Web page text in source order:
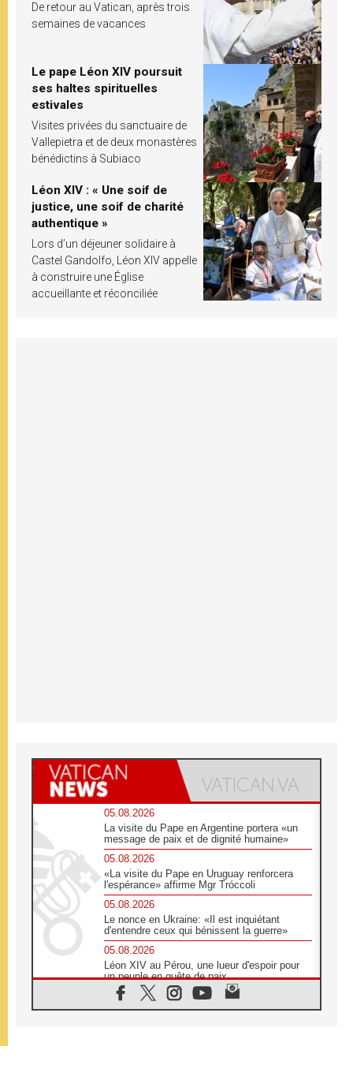
De retour au Vatican, après trois
semaines de vacances
Le pape Léon XIV poursuit
ses haltes spirituelles
estivales
Visites privées du sanctuaire de
Vallepietra et de deux monastères
bénédictins à Subiaco
Léon XIV : « Une soif de
justice, une soif de charité
authentique »
Lors d’un déjeuner solidaire à
Castel Gandolfo, Léon XIV appelle
à construire une Église
accueillante et réconciliée
05.08.2026
La visite du Pape en Argentine portera «un
message de paix et de dignité humaine»
05.08.2026
«La visite du Pape en Uruguay renforcera
l'espérance» affirme Mgr Tróccoli
05.08.2026
Le nonce en Ukraine: «Il est inquiétant
d'entendre ceux qui bénissent la guerre»
05.08.2026
Léon XIV au Pérou, une lueur d'espoir pour
un peuple en quête de paix
05.08.2026
SCEAM: L'Église en Afrique vers